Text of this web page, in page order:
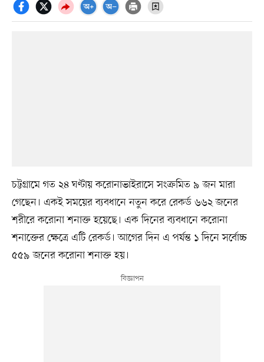
চট্টগ্রামে গত ২৪ ঘণ্টায় করোনাভাইরাসে সংক্রমিত ৯ জন মারা
গেছেন। একই সময়ের ব্যবধানে নতুন করে রেকর্ড ৬৬২ জনের
শরীরে করোনা শনাক্ত হয়েছে। এক দিনের ব্যবধানে করোনা
শনাক্তের ক্ষেত্রে এটি রেকর্ড। আগের দিন এ পর্যন্ত ১ দিনে সর্বোচ্চ
৫৫৯ জনের করোনা শনাক্ত হয়।